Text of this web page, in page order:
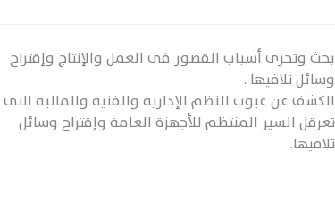
بحث وتحرى أسـباب القصور فى العمل والإنتاج وإقتراح
وسائل تلافيها .
الكشف عن عيوب النظم الإدارية والفنية والمالية التى ​
تعرقل السير المنتظم للأجهزة العامة وإقتراح وسائل
تلافيها.